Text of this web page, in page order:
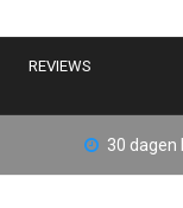
REVIEWS
30 dagen